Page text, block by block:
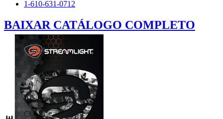
1-610-631-0712
BAIXAR CATÁLOGO COMPLETO